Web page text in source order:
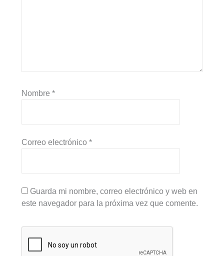
Nombre *
Correo electrónico *
Guarda mi nombre, correo electrónico y web en
este navegador para la próxima vez que comente.